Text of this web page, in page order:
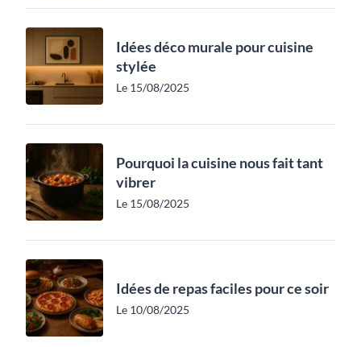
Idées déco murale pour cuisine
stylée
Le 15/08/2025
Pourquoi la cuisine nous fait tant
vibrer
Le 15/08/2025
Idées de repas faciles pour ce soir
Le 10/08/2025